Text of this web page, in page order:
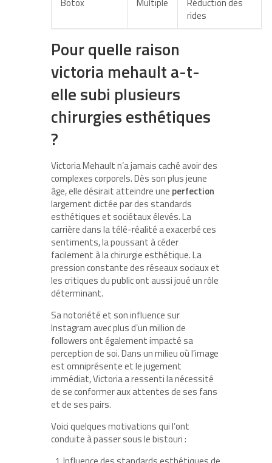
rides
Pour quelle raison
victoria mehault a-t-
elle subi plusieurs
chirurgies esthétiques
?
Victoria Mehault n’a jamais caché avoir des
complexes corporels. Dès son plus jeune
âge, elle désirait atteindre une perfection
largement dictée par des standards
esthétiques et sociétaux élevés. La
carrière dans la télé-réalité a exacerbé ces
sentiments, la poussant à céder
facilement à la chirurgie esthétique. La
pression constante des réseaux sociaux et
les critiques du public ont aussi joué un rôle
déterminant.
Sa notoriété et son influence sur
Instagram avec plus d’un million de
followers ont également impacté sa
perception de soi. Dans un milieu où l’image
est omniprésente et le jugement
immédiat, Victoria a ressenti la nécessité
de se conformer aux attentes de ses fans
et de ses pairs.
Voici quelques motivations qui l’ont
conduite à passer sous le bistouri :